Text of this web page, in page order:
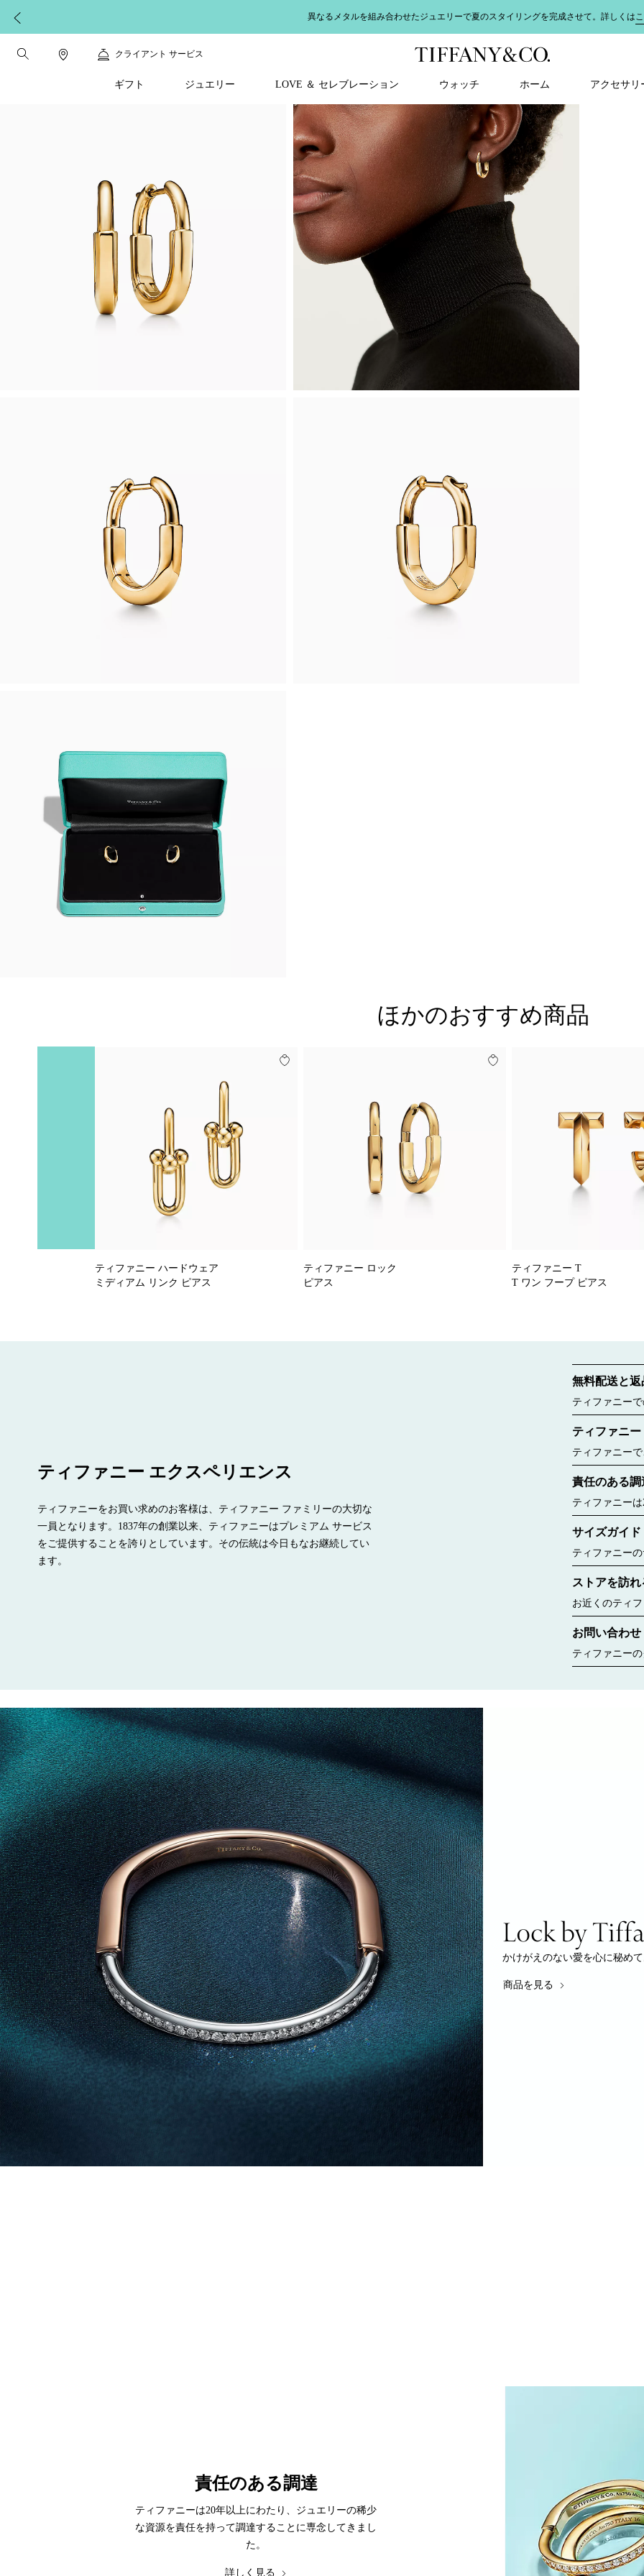
異なるメタルを組み合わせたジュエリーで夏のスタイリングを完成させて。詳しくは
クライアント サービス
ギフト ジュエリー LOVE ＆ セレブレーション ウォッチ ホーム アクセサリ
ほかのおすすめ商品
ティファニー ハードウェア
ミディアム リンク ピアス
ティファニー ロック
ピアス
ティファニー T
T ワン フープ ピアス
ティファニー エクスペリエンス
ティファニーをお買い求めのお客様は、ティファニー ファミリーの大切な
一員となります。1837年の創業以来、ティファニーはプレミアム サービス
をご提供することを誇りとしています。その伝統は今日もなお継続してい
ます。
無料配送と返
ティファニー
ご覧ください。
ティファニ
ティファニー
ー ボックスに
したのは1886
ルー バッグが
見る
責任のある調
ティファニー
持って調達す
サイズガイド
ティファニー
リングのサイ
ストアを訪れ
お近くのティ
コレクション
ちら
お問い合わせ
ティファニー
ゆるニーズに
Lock by
かけがえのない愛を心に秘め
商品を見る
責任のある調達
ティファニーは20年以上にわたり、ジュエリーの稀少
な資源を責任を持って調達することに専念してきまし
た。
詳しく見る